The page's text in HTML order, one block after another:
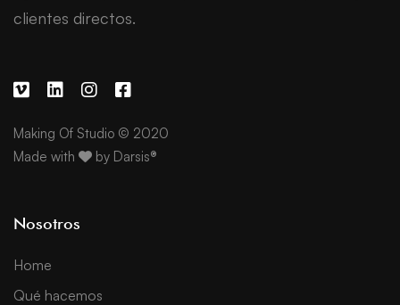
clientes directos.
Making Of Studio © 2020
Made with
by Darsis®
Nosotros
Home
Qué hacemos